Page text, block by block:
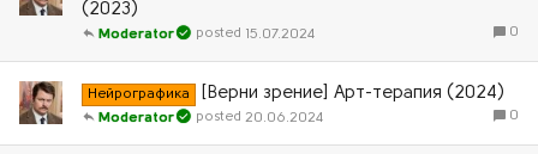
(2023)
0
15.07.2024
Moderator
Нейрографика [Верни зрение] Арт-терапия (2024)
0
20.06.2024
Moderator